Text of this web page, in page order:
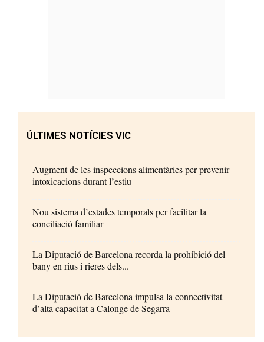
ÚLTIMES NOTÍCIES VIC
Augment de les inspeccions alimentàries per prevenir
intoxicacions durant l’estiu
Nou sistema d’estades temporals per facilitar la
conciliació familiar
La Diputació de Barcelona recorda la prohibició del
bany en rius i rieres dels...
La Diputació de Barcelona impulsa la connectivitat
d’alta capacitat a Calonge de Segarra